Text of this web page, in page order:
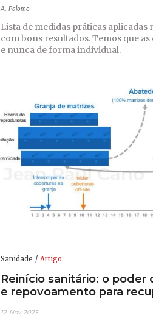
A. Palomo
Lista de medidas práticas
com bons resultados. Temos que
e nunca de forma individual.
Sanidade Artigo
Reinício sanitário: o
e repovoamento para
12-Nov-2025